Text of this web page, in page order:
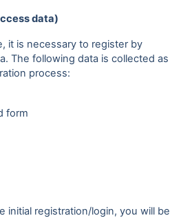
data)
it is necessary to register by
The following data is collected as
process:
form
initial registration/login, you will be